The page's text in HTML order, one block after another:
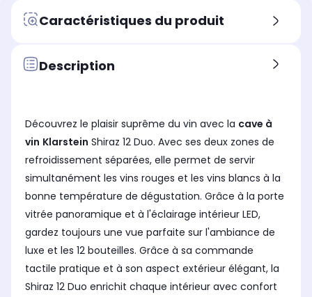
Niveau sonore
Niveau sonore de 41 dB
sur le Label Energie)
29.0
Matériau des clayettes
Métal
Non
Niveau sonore
Très Silencieux (26dB)
Matériau des clayettes
Bois
Filtre à charbon
Oui
Caractéristiques du produit
Description
Découvrez le plaisir suprême du vin avec la cave à
vin Klarstein Shiraz 12 Duo. Avec ses deux zones de
refroidissement séparées, elle permet de servir
simultanément les vins rouges et les vins blancs à la
bonne température de dégustation. Grâce à la porte
vitrée panoramique et à l'éclairage intérieur LED,
gardez toujours une vue parfaite sur l'ambiance de
luxe et les 12 bouteilles. Grâce à sa commande
tactile pratique et à son aspect extérieur élégant, la
Shiraz 12 Duo enrichit chaque intérieur avec confort